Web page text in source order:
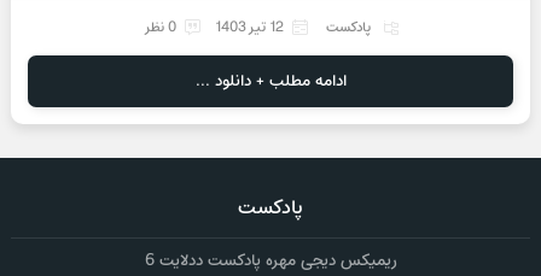
پادکست 12 تیر 1403 0 نظر
ادامه مطلب + دانلود ...
پادکست
ریمیکس دیجی مهره پادکست ددلایت 6